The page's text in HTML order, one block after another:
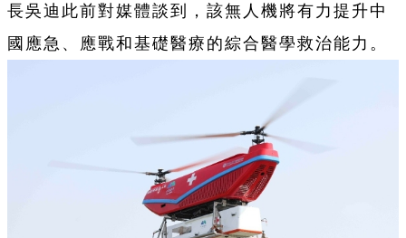
長吳迪此前對媒體談到，該無人機將有力提升中
國應急、應戰和基礎醫療的綜合醫學救治能力。